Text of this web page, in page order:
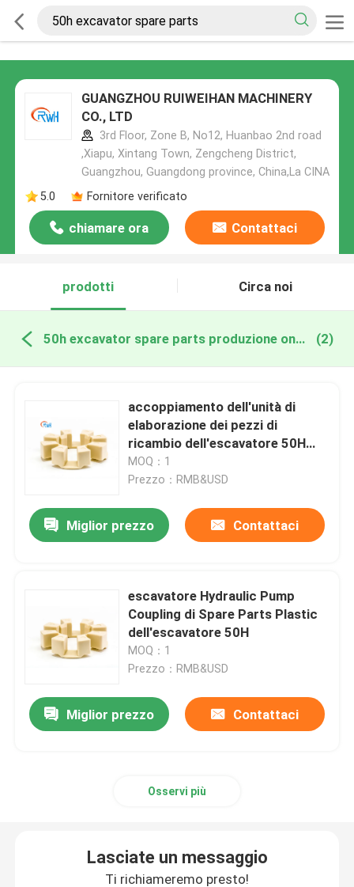
GUANGZHOU RUIWEIHAN MACHINERY
CO., LTD
3rd Floor, Zone B, No12, Huanbao 2nd road
,Xiapu, Xintang Town, Zengcheng District,
Guangzhou, Guangdong province, China,La CINA
5.0
Fornitore verificato
chiamare ora Contattaci
prodotti Circa noi
50h excavator spare parts produzione online (2)
accoppiamento dell'unità di
elaborazione dei pezzi di
ricambio dell'escavatore 50H
per PC200 1 PC220 2 HD700 1
HD800 5
MOQ：1
Prezzo：RMB&USD
Miglior prezzo Contattaci
escavatore Hydraulic Pump
Coupling di Spare Parts Plastic
dell'escavatore 50H
MOQ：1
Prezzo：RMB&USD
Miglior prezzo Contattaci
Osservi più
Lasciate un messaggio
Ti richiameremo presto!